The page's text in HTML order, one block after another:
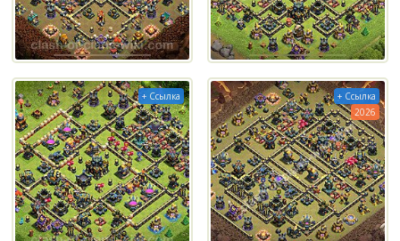
+ Ссылка
+ Ссылка
2026